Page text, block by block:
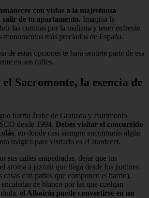
con vistas a la majestuosa
de tu apartamento. Imagina la
las cortinas por la mañana y tener enfrente
monumentos más preciados de España.
de estas opciones te hará sentirte parte de esa
en sus calles.
Sacromonte, la esencia de
barrio árabe de Granada y Patrimonio
desde 1994. Debes visitar el concurrido
, en donde casi siempre encontrarás algún
mágica para visitarlo es el atardecer.
sus calles empedradas, dejar que tus
aroma a jazmín que llega desde los jardines
casas con patios que componen el barrio),
de blanco por las que cuelgan
el Albaicín puede convertirse en un